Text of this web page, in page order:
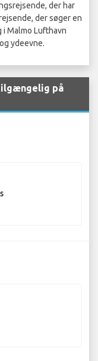
der har
der søger en
Malmo Lufthavn
ydeevne.
på